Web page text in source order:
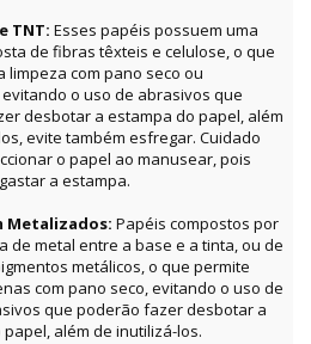
TNT: Esses papéis possuem uma
de fibras têxteis e celulose, o que
limpeza com pano seco ou
o uso de abrasivos que
desbotar a estampa do papel, além
evite também esfregar. Cuidado
o papel ao manusear, pois
a estampa.
Metalizados: Papéis compostos por
de metal entre a base e a tinta, ou de
metálicos, o que permite
com pano seco, evitando o uso de
que poderão fazer desbotar a
além de inutilizá-los.